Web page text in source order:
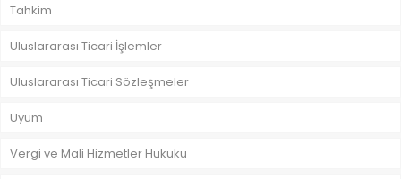
Tahkim
Uluslararası Ticari İşlemler
Uluslararası Ticari Sözleşmeler
Uyum
Vergi ve Mali Hizmetler Hukuku